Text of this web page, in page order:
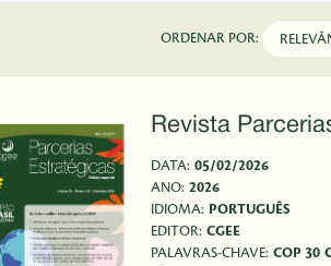
ORDENAR POR:
Revista
DATA: 05/02/2026
ANO: 2026
IDIOMA: PORTUGUÊS
EDITOR: CGEE
PALAVRAS-CHAVE: COP 30